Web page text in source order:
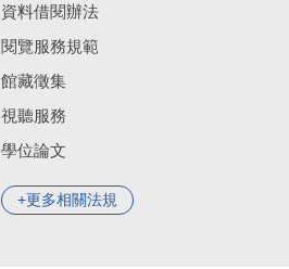
資料借閱辦法
閱覽服務規範
館藏徵集
視聽服務
學位論文
更多相關法規